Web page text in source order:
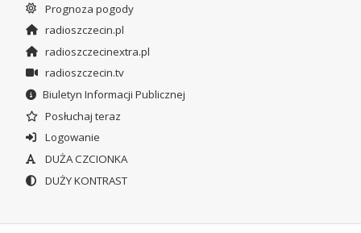
Prognoza pogody
radioszczecin.pl
radioszczecinextra.pl
radioszczecin.tv
Biuletyn Informacji Publicznej
Posłuchaj teraz
Logowanie
DUŻA CZCIONKA
DUŻY KONTRAST